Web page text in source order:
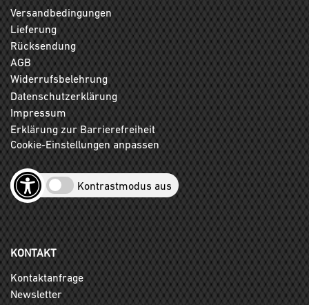
Versandbedingungen
Lieferung
Rücksendung
AGB
Widerrufsbelehrung
Datenschutzerklärung
Impressum
Erklärung zur Barrierefreiheit
Cookie-Einstellungen anpassen
Kontrastmodus aus
KONTAKT
Kontaktanfrage
Newsletter